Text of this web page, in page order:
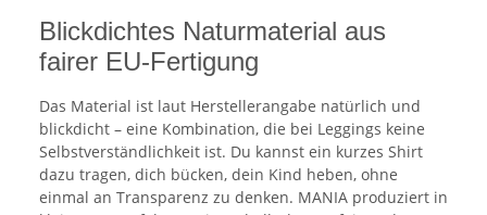
Blickdichtes Naturmaterial aus
fairer EU-Fertigung
Das Material ist laut Herstellerangabe natürlich und
blickdicht – eine Kombination, die bei Leggings keine
Selbstverständlichkeit ist. Du kannst ein kurzes Shirt
dazu tragen, dich bücken, dein Kind heben, ohne
einmal an Transparenz zu denken. MANIA produziert in